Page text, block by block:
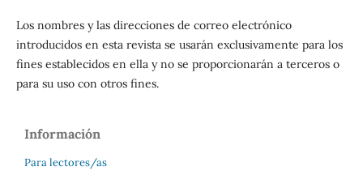
Los nombres y las direcciones de correo electrónico
introducidos en esta revista se usarán exclusivamente para los
fines establecidos en ella y no se proporcionarán a terceros o
para su uso con otros fines.
Información
Para lectores/as